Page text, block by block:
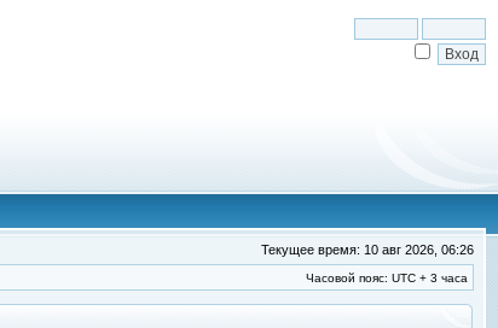
Текущее время: 10 авг 2026, 06:26
Часовой пояс: UTC + 3 часа